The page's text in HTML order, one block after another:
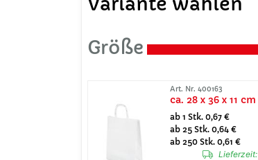
Größe
Art. Nr. 400163
ca. 28 x 36 x 11 cm
ab 1 Stk. 0,67 €
ab 25 Stk. 0,64 €
ab 250 Stk. 0,61 €
Lieferzeit: